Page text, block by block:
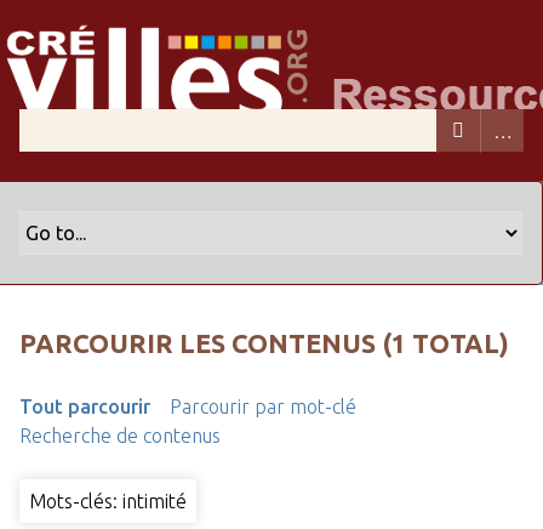
PARCOURIR LES CONTENUS (1 TOTAL)
Tout parcourir
Parcourir par mot-clé
Recherche de contenus
Mots-clés: intimité